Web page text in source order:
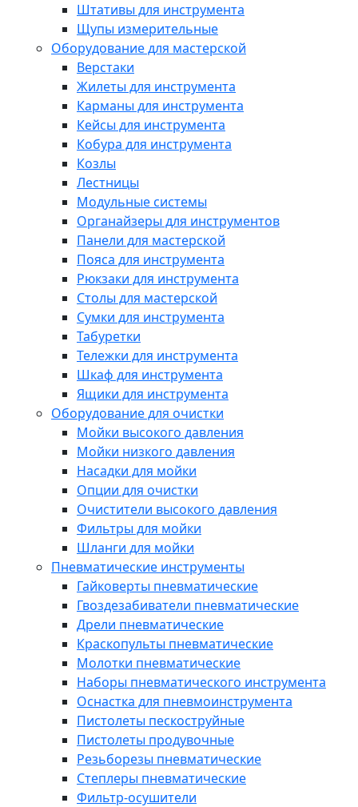
Штативы для инструмента
Щупы измерительные
Оборудование для мастерской
Верстаки
Жилеты для инструмента
Карманы для инструмента
Кейсы для инструмента
Кобура для инструмента
Козлы
Лестницы
Модульные системы
Органайзеры для инструментов
Панели для мастерской
Пояса для инструмента
Рюкзаки для инструмента
Столы для мастерской
Сумки для инструмента
Табуретки
Тележки для инструмента
Шкаф для инструмента
Ящики для инструмента
Оборудование для очистки
Мойки высокого давления
Мойки низкого давления
Насадки для мойки
Опции для очистки
Очистители высокого давления
Фильтры для мойки
Шланги для мойки
Пневматические инструменты
Гайковерты пневматические
Гвоздезабиватели пневматические
Дрели пневматические
Краскопульты пневматические
Молотки пневматические
Наборы пневматического инструмента
Оснастка для пневмоинструмента
Пистолеты пескоструйные
Пистолеты продувочные
Резьборезы пневматические
Степлеры пневматические
Фильтр-осушители